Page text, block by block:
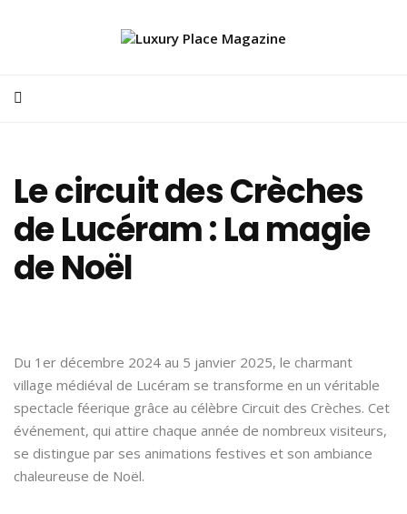
Le circuit des Crèches
de Lucéram : La magie
de Noël
Du 1er décembre 2024 au 5 janvier 2025, le charmant
village médiéval de Lucéram se transforme en un véritable
spectacle féerique grâce au célèbre Circuit des Crèches. Cet
événement, qui attire chaque année de nombreux visiteurs,
se distingue par ses animations festives et son ambiance
chaleureuse de Noël.